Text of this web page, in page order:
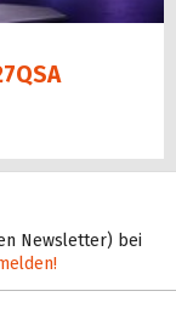
Newsletter) bei